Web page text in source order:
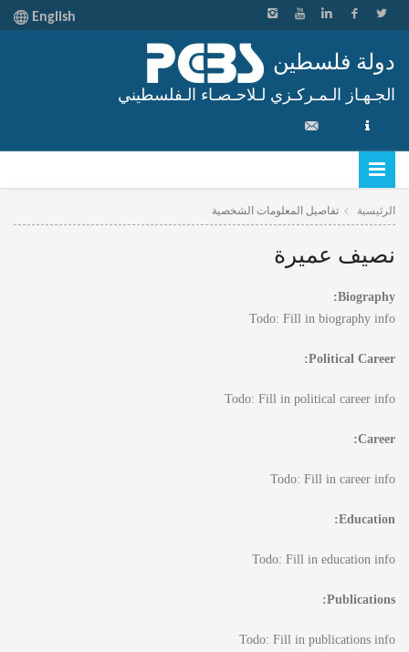
English
دولة فلسطين
الجـهـاز الـمـركـزي لـلاحـصـاء الـفلسطيني
الرئيسية تفاصيل المعلومات الشخصية
نصيف عميرة
Biography:
Todo: Fill in biography info
Political Career:
Todo: Fill in political career info
Career:
Todo: Fill in career info
Education:
Todo: Fill in education info
Publications:
Todo: Fill in publications info